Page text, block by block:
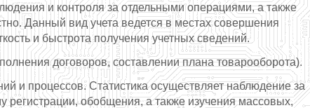
и контроля за отдельными операциями, а также
Данный вид учета ведется в местах совершения
и быстрота получения учетных сведений.
договоров, составлении плана товарооборота).
и процессов. Статистика осуществляет наблюдение за
обобщения, а также изучения массовых,